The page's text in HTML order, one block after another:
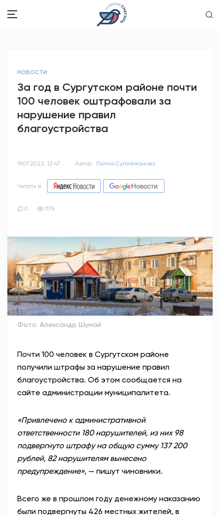
ОБРАЗОВАНИЕ
ПСИХОЛОГИЯ
СПОРТ
ВОПРОС-ОТВЕТ
АНТИТЕРРОР
НОВОСТИ
ОФИЦИАЛЬНО
81,41
Вход / Регистрация
НОВОСТИ
За год в Сургутском районе почти
100 человек оштрафовали за
нарушение правил
благоустройства
19.07.2022, 12:47 Автор: Лилия Сулейманова
Читать в
0 1179
Фото: Александр Шумай
Почти 100 человек в Сургутском районе
получили штрафы за нарушение правил
благоустройства. Об этом сообщается на
сайте администрации муниципалитета.
«Привлечено к административной
ответственности 180 нарушителей, из них 98
подвергнуто штрафу на общую сумму 137 200
рублей, 82 нарушителям вынесено
предупреждение», — пишут чиновники.
Всего же в прошлом году денежному наказанию
были подвергнуты 426 местных жителей, в